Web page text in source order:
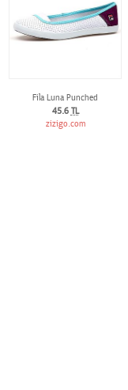
Fila Luna Punched
45.6 TL
zizigo.com